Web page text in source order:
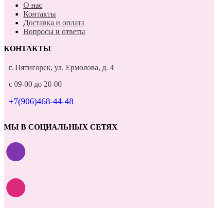
О нас
Контакты
Доставка и оплата
Вопросы и ответы
КОНТАКТЫ
г. Пятигорск, ул. Ермолова, д. 4
с 09-00 до 20-00
+7(906)468-44-48
МЫ В СОЦИАЛЬНЫХ СЕТЯХ